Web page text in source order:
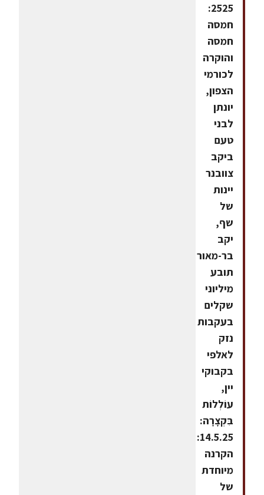
2525:
חמסה
חמסה
והוקרה
לכורמי
הצפון,
יונתן
לבני
טעם
ביקב
צוובנר
יינות
של
שף,
יקב
בר-מאור
תובע
מיליוני
שקלים
בעקבות
נזק
לאלפי
בקבוקי
יין,
עוֹלְלוֹת
בִּקְצָרָה:
14.5.25:
הקרנה
מיוחדת
של